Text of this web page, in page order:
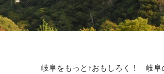
岐阜をもっと↑おもしろく！ 岐阜